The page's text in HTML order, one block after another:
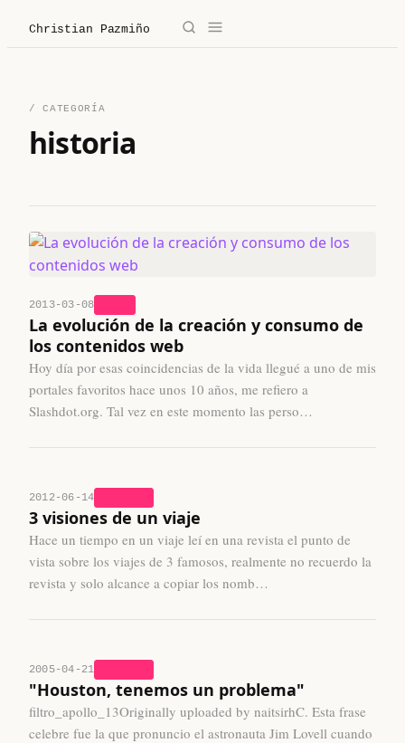
Christian Pazmiño
/ Blog
/ Sobre mí
/ Contacto
/ Sobre mí
/ Blog
/ CATEGORÍA
historia
2013-03-08
La evolución de la creación y consumo de
los contenidos web
Hoy día por esas coincidencias de la vida llegué a uno de mis
portales favoritos hace unos 10 años, me refiero a
Slashdot.org. Tal vez en este momento las perso…
2012-06-14
3 visiones de un viaje
Hace un tiempo en un viaje leí en una revista el punto de
vista sobre los viajes de 3 famosos, realmente no recuerdo la
revista y solo alcance a copiar los nomb…
2005-04-21
"Houston, tenemos un problema"
filtro_apollo_13Originally uploaded by naitsirhC. Esta frase
celebre fue la que pronuncio el astronauta Jim Lovell cuando